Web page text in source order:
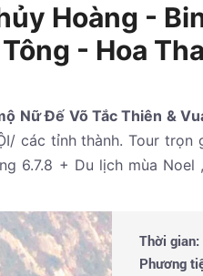
Hoàng -
- Hoa
Nữ Đế Võ Tắc Thiên &
các tỉnh thành. Tour
+ Du lịch mùa Noel
Thời gian:
Phương